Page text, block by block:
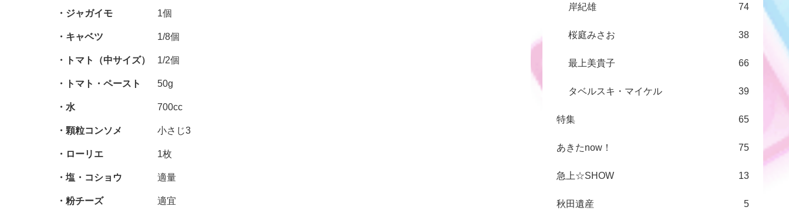
ジャガイモ 1個
キャベツ 1/8個
トマト（中サイズ） 1/2個
トマト・ペースト 50g
水 700cc
顆粒コンソメ 小さじ3
ローリエ 1枚
塩・コショウ 適量
粉チーズ 適宜
岸紀雄 74
桜庭みさお 38
最上美貴子 66
タベルスキ・マイケル 39
特集 65
あきたnow！ 75
急上☆SHOW 13
秋田遺産 5